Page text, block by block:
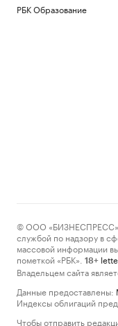
РБК Образование
© ООО «БИЗНЕСПРЕСС»,
службой по надзору в
массовой информации
пометкой «РБК».
18+
Владельцем сайта
Данные предоставлены:
Индексы облигаций
Чтобы отправить